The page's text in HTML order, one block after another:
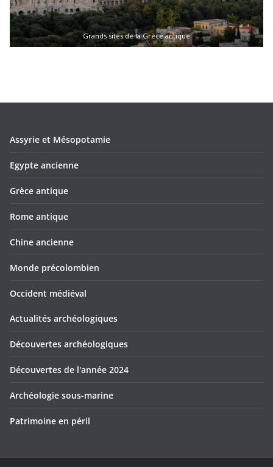
Grands sites de la Grèce antique
Assyrie et Mésopotamie
Egypte ancienne
Grèce antique
Rome antique
Chine ancienne
Monde précolombien
Occident médiéval
Actualités archéologiques
Découvertes archéologiques
Découvertes de l'année 2024
Archéologie sous-marine
Patrimoine en péril